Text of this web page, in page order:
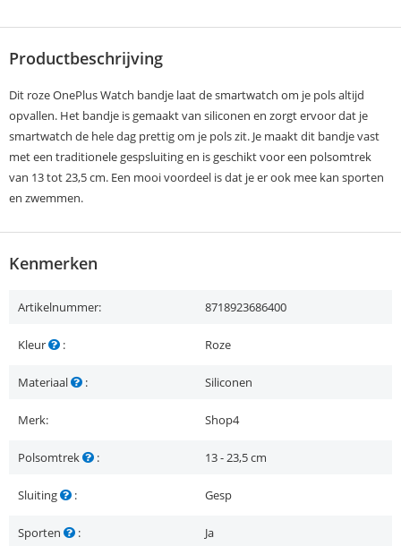
Productbeschrijving
Dit roze OnePlus Watch bandje laat de smartwatch om je pols altijd
opvallen. Het bandje is gemaakt van siliconen en zorgt ervoor dat je
smartwatch de hele dag prettig om je pols zit. Je maakt dit bandje vast
met een traditionele gespsluiting en is geschikt voor een polsomtrek
van 13 tot 23,5 cm. Een mooi voordeel is dat je er ook mee kan sporten
en zwemmen.
Kenmerken
Artikelnummer: 8718923686400
Kleur : Roze
Materiaal : Siliconen
Merk: Shop4
Polsomtrek : 13 - 23,5 cm
Sluiting : Gesp
Sporten : Ja